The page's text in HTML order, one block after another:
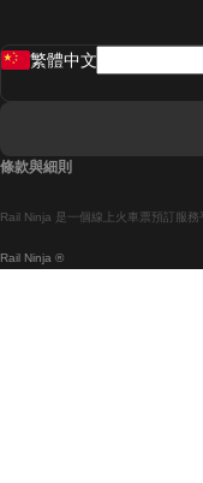
Rail Ninja ®
Rail Ninja 是一個線上火車票預訂服
繁體中文
條款與細則